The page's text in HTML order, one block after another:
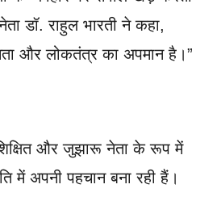
डॉ. राहुल भारती ने कहा,
और लोकतंत्र का अपमान है।”
और जुझारू नेता के रूप में
में अपनी पहचान बना रही हैं।